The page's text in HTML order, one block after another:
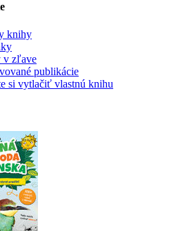
knihy
v zľave
publikácie
si vytlačiť vlastnú knihu